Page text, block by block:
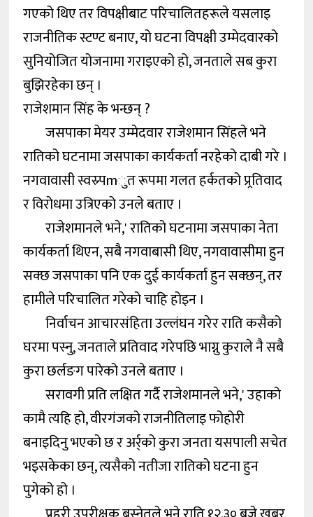
गएको थिए तर विपक्षीबाट परिचालितहरूले यसलाइ
राजनीतिक स्टण्ट बनाए, यो घटना विपक्षी उम्मेदवारको
सुनियोजित योजनामा गराइएको हो, जनताले सब कुरा
बुझिरहेका छन् ।
राजेशमान सिंह के भन्छन् ?
जसपाका मेयर उम्मेदवार राजेशमान सिंहले भने
रातिको घटनामा जसपाका कार्यकर्ता नरहेको दाबी गरे ।
नगवावासी स्वस्र्पmुत रूपमा गलत हर्कतको प्र्रतिवाद
र विरोधमा उत्रिएको उनले बताए ।
राजेशमानले भने,' रातिको घटनामा जसपाका नेता
कार्यकर्ता थिएन, सबै नगवाबासी थिए, नगवावासीमा हुन
सक्छ जसपाका पनि एक दुई कार्यकर्ता हुन सक्छन्, तर
हामीले परिचालित गरेको चाहि होइन ।
निर्वाचन आचारसंहिता उल्लंघन गरेर राति कसैको
घरमा पस्नु, जनताले प्रतिवाद गरेपछि भाग्नु कुराले नै सबै
कुरा छर्लङग पारेको उनले बताए ।
सरावगी प्रति लक्षित गर्दै राजेशमानले भने,' उहाको
कामै त्यहि हो, वीरगंजको राजनीतिलाइ फोहोरी
बनाइदिनु भएको छ र अर्र्को कुरा जनता यसपाली सचेत
भइसकेका छन्, त्यसैको नतीजा रातिको घटना हुन
पुगेको हो ।